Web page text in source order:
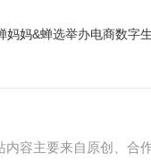
妈妈&蝉选举办电商数字
内容主要来自原创、